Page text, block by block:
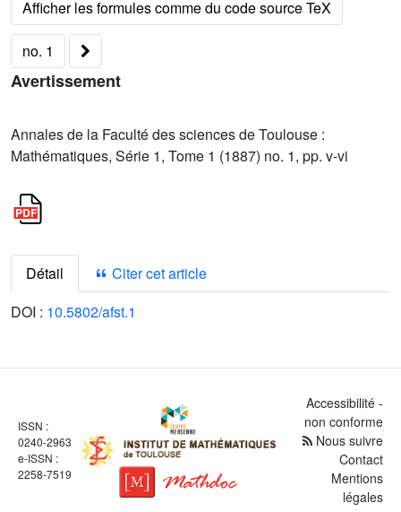
no. 1
Avertissement
Annales de la Faculté des sciences de Toulouse :
Mathématiques, Série 1, Tome 1 (1887) no. 1, pp. v-vi
Détail
Citer cet article
DOI : 10.5802/afst.1
ISSN :
0240-2963
e-ISSN :
2258-7519
Accessibilité -
non conforme
Nous suivre
Contact
Mentions
légales